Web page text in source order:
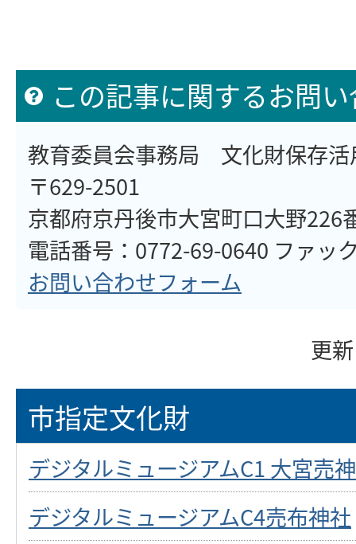
この記事に関するお問
教育委員会事務局 文化財保存活
〒629-2501
京都府京丹後市大宮町口大野226
電話番号：0772-69-0640 ファッ
お問い合わせフォーム
更
市指定文化財
デジタルミュージアムC1 大宮売
デジタルミュージアムC4売布神社